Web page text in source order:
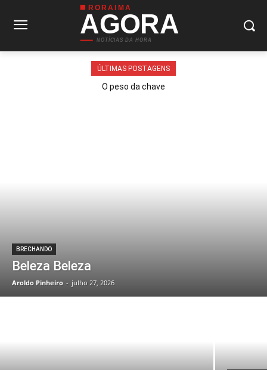
RORAIMA
AGORA
NOTÍCIAS DA HORA
ÚLTIMAS POSTAGENS
O peso da chave
BRECHANDO
Beleza Beleza
Aroldo Pinheiro - julho 27, 2026